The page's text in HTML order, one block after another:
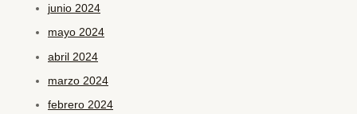
junio 2024
mayo 2024
abril 2024
marzo 2024
febrero 2024